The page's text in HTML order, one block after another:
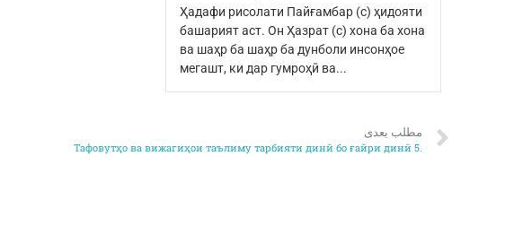
Ҳадафи рисолати Пайғамбар (с) ҳидояти
башарият аст. Он Ҳазрат (с) хона ба хона
ва шаҳр ба шаҳр ба дунболи инсонҳое
мегашт, ки дар гумроҳӣ ва...
مطلب بعدی
Тафовутҳо ва вижагиҳои таълиму тарбияти динӣ бо ғайри динӣ 5.